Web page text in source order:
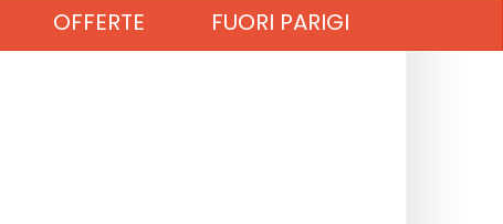
OFFERTE FUORI PARIGI